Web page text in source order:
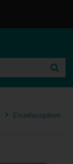
Einzelausgaben